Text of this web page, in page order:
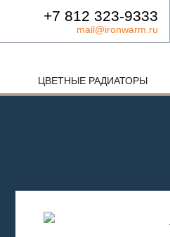
+7 812 323-9333
mail@ironwarm.ru
ЦВЕТНЫЕ РАДИАТОРЫ